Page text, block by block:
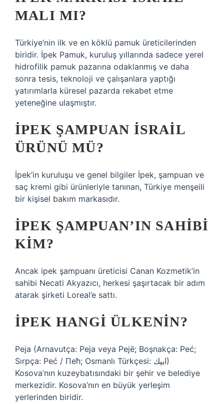
MALI MI?
Türkiye’nin ilk ve en köklü pamuk üreticilerinden
biridir. İpek Pamuk, kuruluş yıllarında sadece yerel
hidrofilik pamuk pazarına odaklanmış ve daha
sonra tesis, teknoloji ve çalışanlara yaptığı
yatırımlarla küresel pazarda rekabet etme
yeteneğine ulaşmıştır.
İPEK ŞAMPUAN İSRAIL
ÜRÜNÜ MÜ?
İpek’in kuruluşu ve genel bilgiler İpek, şampuan ve
saç kremi gibi ürünleriyle tanınan, Türkiye menşeili
bir kişisel bakım markasıdır.
İPEK ŞAMPUAN’IN SAHIBI
KIM?
Ancak ipek şampuanı üreticisi Canan Kozmetik’in
sahibi Necati Akyazıcı, herkesi şaşırtacak bir adım
atarak şirketi Loreal’e sattı.
İPEK HANGI ÜLKENIN?
Peja (Arnavutça: Peja veya Pejë; Boşnakça: Peć;
Sırpça: Peć / Пећ; Osmanlı Türkçesi: ايپك)
Kosova’nın kuzeybatısındaki bir şehir ve belediye
merkezidir. Kosova’nın en büyük yerleşim
yerlerinden biridir.